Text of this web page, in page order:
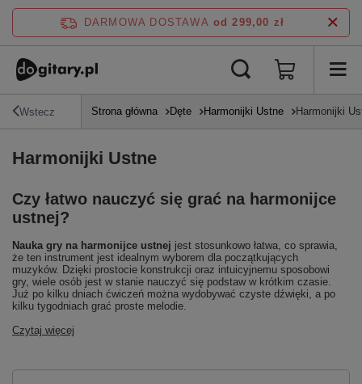
DARMOWA DOSTAWA od 299,00 zł
Wstecz Strona główna Dęte Harmonijki Ustne Harmonijki
Harmonijki Ustne
Czy łatwo nauczyć się grać na harmonijce
ustnej?
Nauka gry na harmonijce ustnej jest stosunkowo łatwa, co sprawia,
że ten instrument jest idealnym wyborem dla początkujących
muzyków. Dzięki prostocie konstrukcji oraz intuicyjnemu sposobowi
gry, wiele osób jest w stanie nauczyć się podstaw w krótkim czasie.
Już po kilku dniach ćwiczeń można wydobywać czyste dźwięki, a po
kilku tygodniach grać proste melodie.
Czytaj więcej